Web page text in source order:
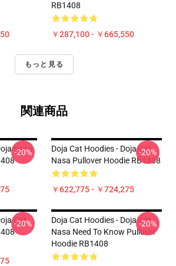
RB1408
￥287,100 - ￥665,550
もっと見る
関連商品
Nasa
-20%
Doja Cat Hoodies - Doja Cat
Nasa Pullover Hoodie RB1408
￥622,775 - ￥724,275
-20%
Cat
-20%
Doja Cat Hoodies - Doja Cat
Nasa Need To Know Pullover
Hoodie RB1408
-20%